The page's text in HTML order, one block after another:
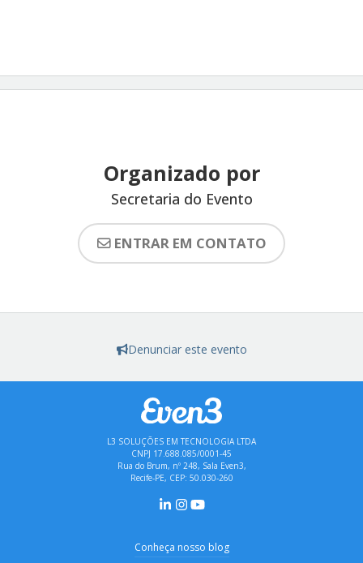
Organizado por
Secretaria do Evento
ENTRAR EM CONTATO
Denunciar este evento
L3 SOLUÇÕES EM TECNOLOGIA LTDA
CNPJ 17.688.085/0001-45
Rua do Brum, nº 248, Sala Even3,
Recife-PE, CEP: 50.030-260
Conheça nosso blog